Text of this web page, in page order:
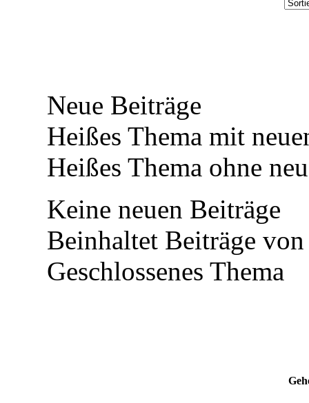
Neue Beiträge
Heißes Thema mit
Heißes Thema ohne
Keine neuen Beiträge
Beinhaltet Beiträge
Geschlossenes Thema